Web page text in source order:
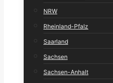
NRW
Rheinland-Pfalz
Saarland
Sachsen
Sachsen-Anhalt